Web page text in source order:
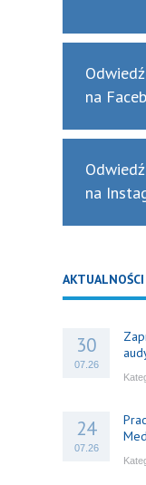
na
na
AKTUALNOŚCI
30
07.26
24
07.26